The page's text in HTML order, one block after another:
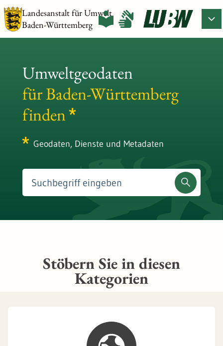
Landesanstalt für Umwelt
Baden-Württemberg
Umweltgeodaten
für Baden-Württemberg
finden
Geodaten, Dienste und Metadaten
Stöbern Sie in diesen
Kategorien